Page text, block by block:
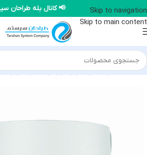
Skip to navigation
Skip to main content
📢 کانال بله
خانه/محصولات یونی ویو/دوربین IP یونی ویو